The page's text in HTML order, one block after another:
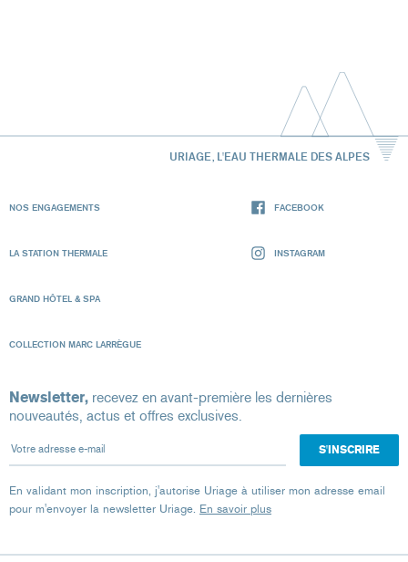
URIAGE, L'EAU THERMALE DES ALPES
NOS ENGAGEMENTS
LA STATION THERMALE
GRAND HÔTEL & SPA
COLLECTION MARC LARRÈGUE
FACEBOOK
INSTAGRAM
Newsletter, recevez en avant-première les dernières
nouveautés, actus et offres exclusives.
Votre adresse e-mail
En validant mon inscription, j'autorise Uriage à utiliser mon adresse email
pour m'envoyer la newsletter Uriage. En savoir plus